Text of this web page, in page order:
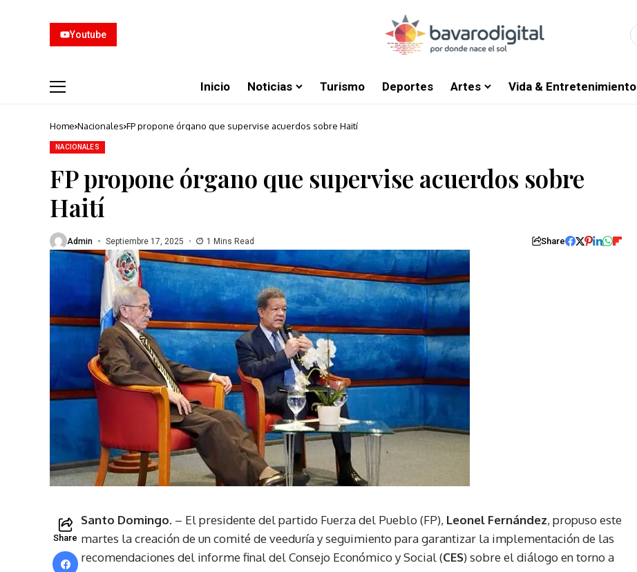
Youtube
Inicio Noticias Turismo Deportes Artes Vida & Entretenimiento
Home Nacionales FP propone órgano que supervise acuerdos sobre Haití
NACIONALES
FP propone órgano que supervise acuerdos sobre
Haití
Admin Septiembre 17, 2025 1 Mins Read Share
Share
Santo Domingo. – El presidente del partido Fuerza del Pueblo (FP), Leonel Fernández, propuso este
martes la creación de un comité de veeduría y seguimiento para garantizar la implementación de las
recomendaciones del informe final del Consejo Económico y Social (CES) sobre el diálogo en torno a